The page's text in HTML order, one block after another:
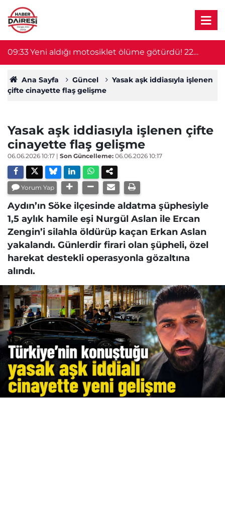
09:33Yeni aldığı motosiklet ölüme götürdü! 22
yaşındaki genç hayatını kaybetti
Ana Sayfa Güncel
Yasak aşk iddiasıyla işlenen
çifte cinayette flaş gelişme
Yasak aşk iddiasıyla işlenen çifte
cinayette flaş gelişme
06.06.2026 10:17 | Son Güncelleme: 06.06.2026 10:17
Yorum Yap
Aydın’ın Söke ilçesinde aldatma şüphesiyle
1,5 aylık hamile eşi Nurgül Aslan ile Ercan
Zengin’i silahla öldürüp kaçan Erkan Aslan
yakalandı. Günlerdir firari olan şüpheli, özel
harekat destekli operasyonla gözaltına
alındı.